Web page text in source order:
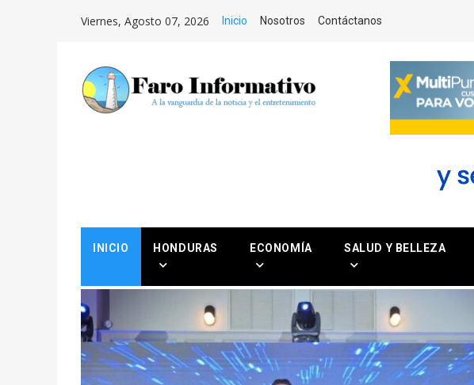
Viernes, Agosto 07, 2026 Inicio Nosotros Contáctanos
INICIO HONDURAS ECONOMÍA SALUD Y BELLEZA